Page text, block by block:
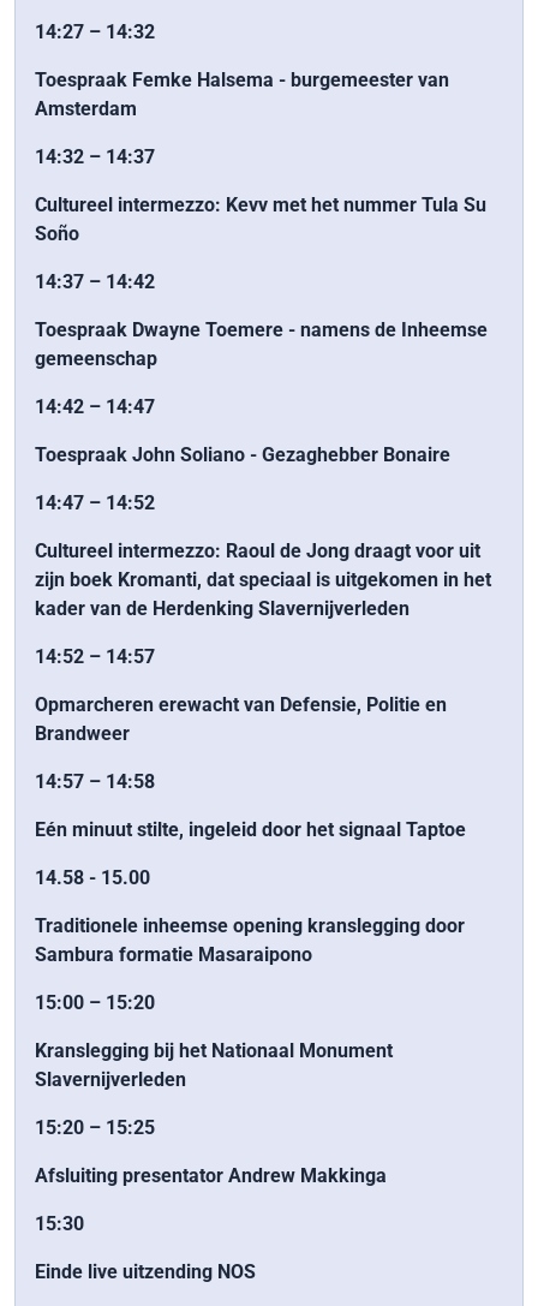
14:27 – 14:32
Toespraak Femke Halsema - burgemeester van
Amsterdam
14:32 – 14:37
Cultureel intermezzo: Kevv met het nummer Tula Su
Soño
14:37 – 14:42
Toespraak Dwayne Toemere - namens de Inheemse
gemeenschap
14:42 – 14:47
Toespraak John Soliano - Gezaghebber Bonaire
14:47 – 14:52
Cultureel intermezzo: Raoul de Jong draagt voor uit
zijn boek Kromanti, dat speciaal is uitgekomen in het
kader van de Herdenking Slavernijverleden
14:52 – 14:57
Opmarcheren erewacht van Defensie, Politie en
Brandweer
14:57 – 14:58
Eén minuut stilte, ingeleid door het signaal Taptoe
14.58 - 15.00
Traditionele inheemse opening kranslegging door
Sambura formatie Masaraipono
15:00 – 15:20
Kranslegging bij het Nationaal Monument
Slavernijverleden
15:20 – 15:25
Afsluiting presentator Andrew Makkinga
15:30
Einde live uitzending NOS